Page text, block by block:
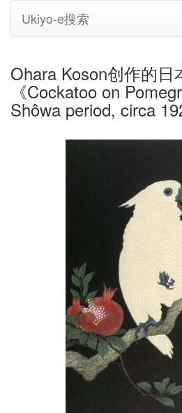
Ukiyo-e搜索
Ohara Koson创作的日
《Cockatoo on
Shôwa period, circa